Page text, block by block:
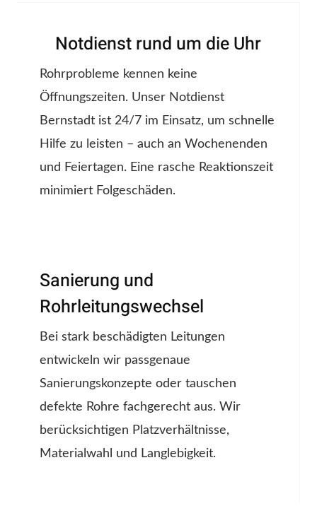
Notdienst rund um die Uhr
Rohrprobleme kennen keine
Öffnungszeiten. Unser Notdienst
Bernstadt ist 24/7 im Einsatz, um schnelle
Hilfe zu leisten – auch an Wochenenden
und Feiertagen. Eine rasche Reaktionszeit
minimiert Folgeschäden.
Sanierung und
Rohrleitungswechsel
Bei stark beschädigten Leitungen
entwickeln wir passgenaue
Sanierungskonzepte oder tauschen
defekte Rohre fachgerecht aus. Wir
berücksichtigen Platzverhältnisse,
Materialwahl und Langlebigkeit.